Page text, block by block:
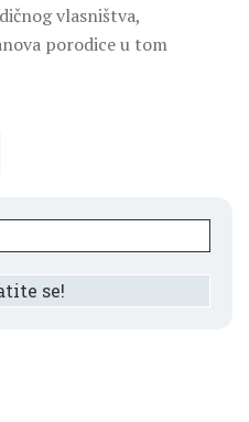
vlasništva,
porodice u tom